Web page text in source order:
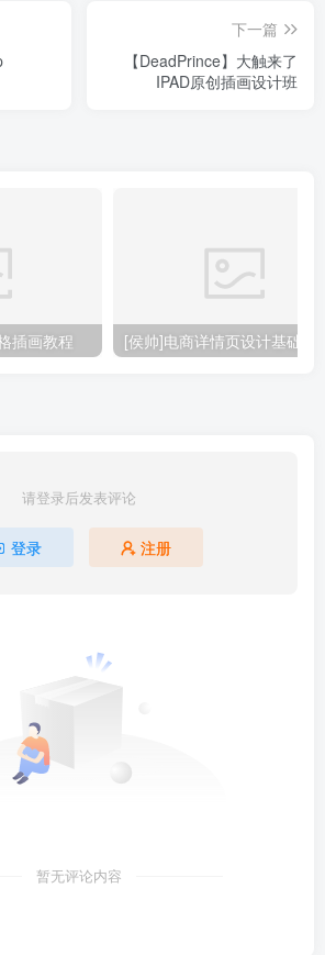
下一篇
【DeadPrince】大触来了
IPAD原创插画设计班
插画教程 [侯帅]电商详情页设计基础
请登录后发表评论
登录 注册
暂无评论内容